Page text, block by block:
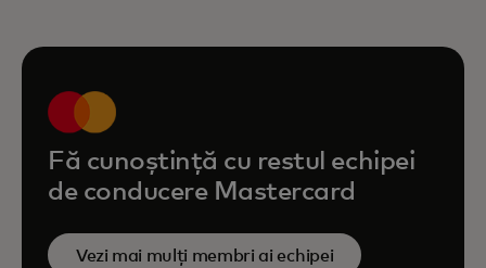
Fă cunoștință cu restul echipei
de conducere Mastercard
Vezi mai mulți membri ai echipei